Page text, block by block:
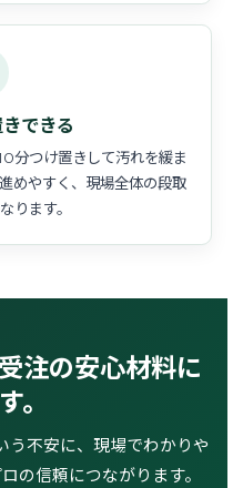
できる
分つけ置きして汚れを緩ま
めやすく、現場全体の段取
ります。
注の安心材料に
。
う不安に、現場でわかりや
の信頼につながります。